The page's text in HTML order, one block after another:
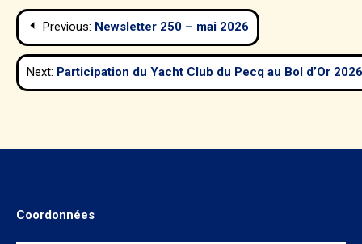
Navigation
de
l’article
Previous: Newsletter 250 – mai 2026
Next: Participation du Yacht Club du Pecq au Bol d’Or 2026
Coordonnées